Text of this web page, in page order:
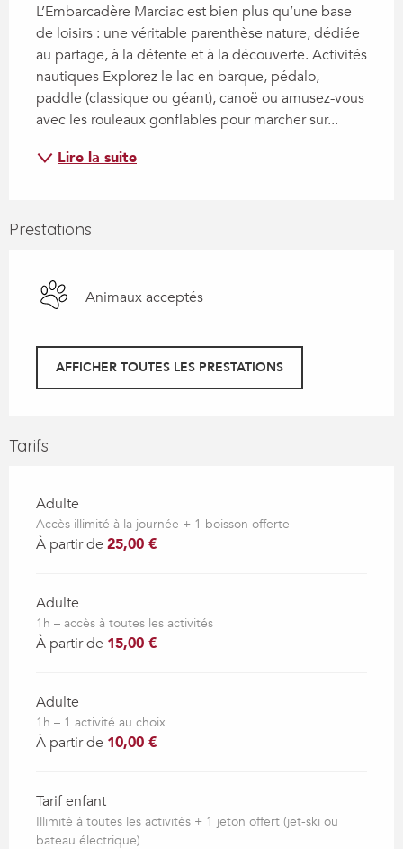
L’Embarcadère Marciac est bien plus qu’une base
de loisirs : une véritable parenthèse nature, dédiée
au partage, à la détente et à la découverte. Activités
nautiques Explorez le lac en barque, pédalo,
paddle (classique ou géant), canoë ou amusez-vous
avec les rouleaux gonflables pour marcher sur...
Lire la suite
Prestations
Animaux acceptés
AFFICHER TOUTES LES PRESTATIONS
Tarifs
Adulte
Accès illimité à la journée + 1 boisson offerte
À partir de 25,00 €
Adulte
1h – accès à toutes les activités
À partir de 15,00 €
Adulte
1h – 1 activité au choix
À partir de 10,00 €
Tarif enfant
Illimité à toutes les activités + 1 jeton offert (jet-ski ou
bateau électrique)